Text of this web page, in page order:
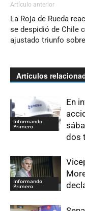
Artículo anterior
La Roja de Rueda
se despidió de Chile
ajustado triunfo
Artículos
Informando
Primero
En
dos
Informando
Primero